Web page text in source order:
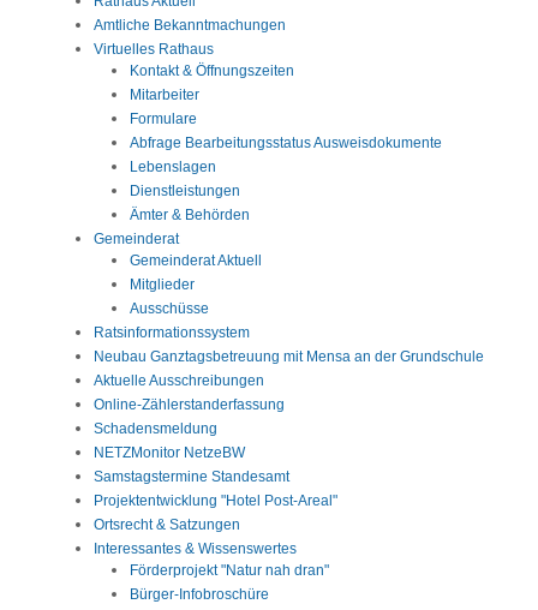
Amtliche Bekanntmachungen
Virtuelles Rathaus
Kontakt & Öffnungszeiten
Mitarbeiter
Formulare
Abfrage Bearbeitungsstatus Ausweisdokumente
Lebenslagen
Dienstleistungen
Ämter & Behörden
Gemeinderat
Gemeinderat Aktuell
Mitglieder
Ausschüsse
Ratsinformationssystem
Neubau Ganztagsbetreuung mit Mensa an der Grundschule
Aktuelle Ausschreibungen
Online-Zählerstanderfassung
Schadensmeldung
NETZMonitor NetzeBW
Samstagstermine Standesamt
Projektentwicklung "Hotel Post-Areal"
Ortsrecht & Satzungen
Interessantes & Wissenswertes
Förderprojekt "Natur nah dran"
Bürger-Infobroschüre